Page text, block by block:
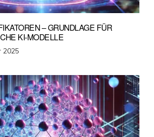
– GRUNDLAGE FÜR
KI-MODELLE
2025